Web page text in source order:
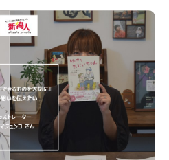
新潟市西区
新潟市北区
新潟市秋葉区
新潟市西蒲区
胎内・粟島
賀野・阿賀
燕・弥彦
・津南
魚沼・南魚沼・湯沢
・妙高・糸魚川
テイクアウト
季節・期間限定
焼肉
・豚カツ
デカ盛り・大盛り
海鮮・鮨
そば・うどん
クラフトビール
ン・暑気払い
け 花火大会
入場無料
学生スポーツ アルビレックス
ール
ラブラ万代・ラブラ2
新潟伊勢丹
ピア万代
PATIO
通販・EC イベント
求人
ラシ
長岡・見附 チラシ
注目 チラシ
週末セール
ューアルセール
・初売りセール